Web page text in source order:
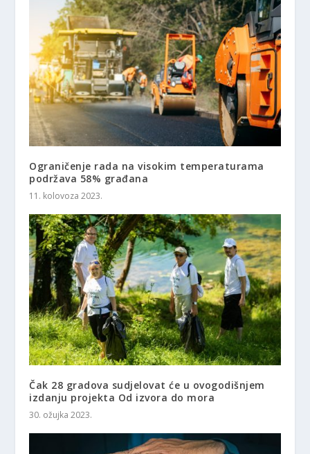
Ograničenje rada na visokim temperaturama
podržava 58% građana
11. kolovoza 2023.
Čak 28 gradova sudjelovat će u ovogodišnjem
izdanju projekta Od izvora do mora
30. ožujka 2023.